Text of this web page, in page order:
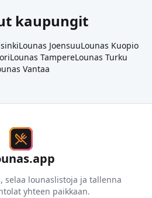
kaupungit
Lounas JoensuuLounas Kuopio
Lounas TampereLounas Turku
Vantaa
selaa lounaslistoja ja tallenna
yhteen paikkaan.